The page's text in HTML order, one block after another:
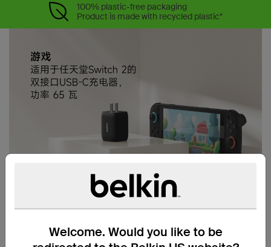
Welcome. Would you like to be
100% plastic-free packaging
Product is made with recycled plastic*